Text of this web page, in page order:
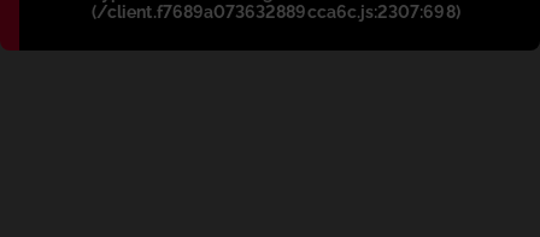
(/client.f7689a073632889cca6c.js:2307:698)